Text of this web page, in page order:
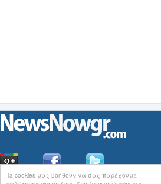
Ta cookies μας βοηθούν να σας παρέχουμε